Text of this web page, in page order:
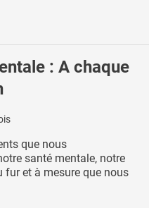
: A chaque
que nous
santé mentale, notre
et à mesure que nous